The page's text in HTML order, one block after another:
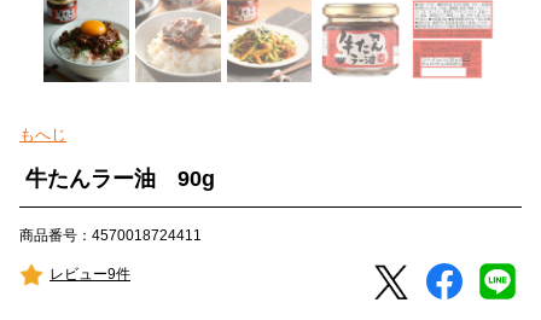
もへじ
牛たんラー油 90g
商品番号：4570018724411
レビュー9件